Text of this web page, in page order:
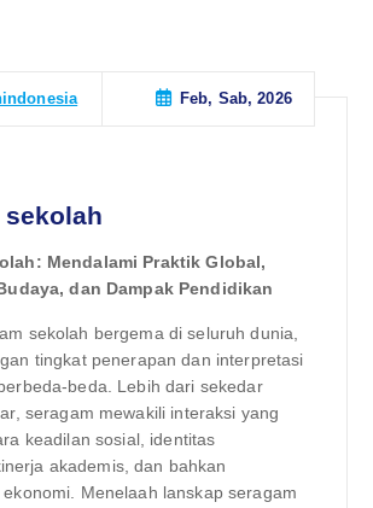
Feb, Sab, 2026
sekolah
Mendalami Praktik Global,
dan Dampak Pendidikan
sekolah bergema di seluruh dunia,
tingkat penerapan dan interpretasi
beda. Lebih dari sekedar
seragam mewakili interaksi yang
keadilan sosial, identitas
akademis, dan bahkan
Menelaah lanskap seragam